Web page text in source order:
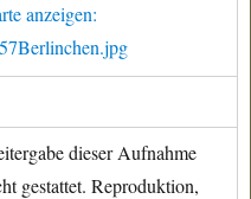
anzeigen:
dieser Aufnahme
gestattet. Reproduktion,